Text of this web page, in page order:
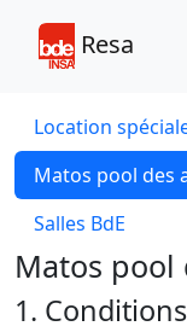
Resa
Location
Matos pool des
Salles BdE
Matos pool
1.